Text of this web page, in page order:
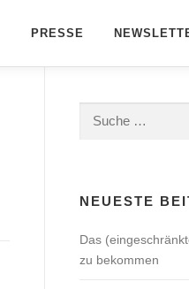
PRESSE
NEUESTE
Das
zu bekommen